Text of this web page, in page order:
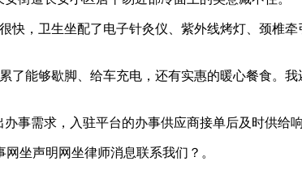
，卫生坐配了电子针灸仪、紫外线烤灯、颈椎牵
能够歇脚、给车充电，还有实惠的暖心餐食。我
需求，入驻平台的办事供应商接单后及时供给响
坐声明网坐律师消息联系我们？。